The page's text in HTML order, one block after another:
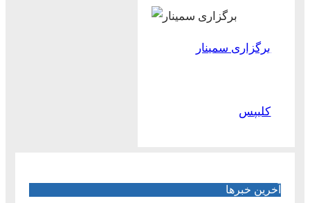
برگزاری سمینار
کلیپس
آخرین خبرها